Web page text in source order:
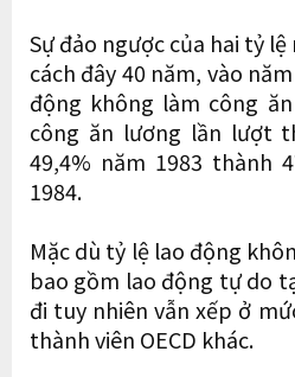
Sự đảo ngược của hai tỷ
cách đây 40 năm, vào
động không làm công
công ăn lương lần lượt
49,4% năm 1983 thành
1984.
Mặc dù tỷ lệ lao động
bao gồm lao động tự do
đi tuy nhiên vẫn xếp ở
thành viên OECD khác.